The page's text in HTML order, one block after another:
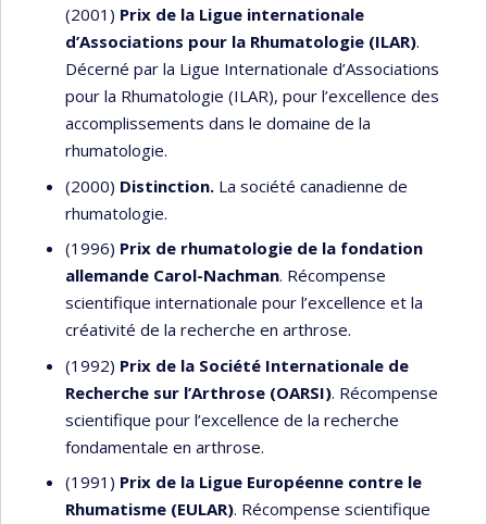
(2001) Prix de la Ligue internationale
d’Associations pour la Rhumatologie (ILAR).
Décerné par la Ligue Internationale d’Associations
pour la Rhumatologie (ILAR), pour l’excellence des
accomplissements dans le domaine de la
rhumatologie.
(2000) Distinction. La société canadienne de
rhumatologie.
(1996) Prix de rhumatologie de la fondation
allemande Carol-Nachman. Récompense
scientifique internationale pour l’excellence et la
créativité de la recherche en arthrose.
(1992) Prix de la Société Internationale de
Recherche sur l’Arthrose (OARSI). Récompense
scientifique pour l’excellence de la recherche
fondamentale en arthrose.
(1991) Prix de la Ligue Européenne contre le
Rhumatisme (EULAR). Récompense scientifique